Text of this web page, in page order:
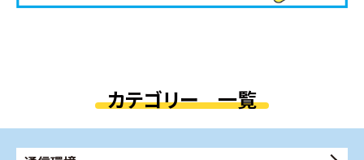
カテゴリー 一覧